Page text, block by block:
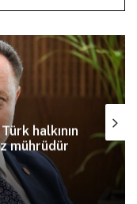
halkının
mührüdür